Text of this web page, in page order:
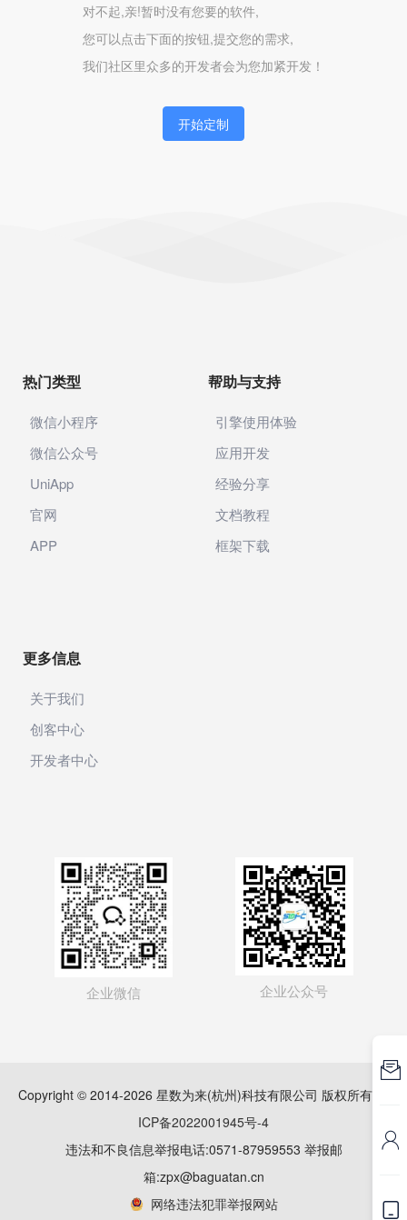
对不起,亲!暂时没有您要的软件,
您可以点击下面的按钮,提交您的需求,
我们社区里众多的开发者会为您加紧开发！
开始定制
热门类型
微信小程序
微信公众号
UniApp
官网
APP
帮助与支持
引擎使用体验
应用开发
经验分享
文档教程
框架下载
更多信息
关于我们
创客中心
开发者中心
企业微信 企业公众号
Copyright © 2014-2026 星数为来(杭州)科技有限公司 版权所有
ICP备2022001945号-4
违法和不良信息举报电话:0571-87959553 举报邮
箱:zpx@baguatan.cn
网络违法犯罪举报网站


